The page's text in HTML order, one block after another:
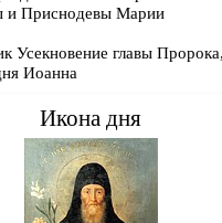
и Приснодевы Марии
Усекновение главы
Иоанна
Икона дня